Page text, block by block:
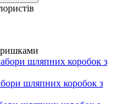
шляпних коробок з
шляпних коробок з